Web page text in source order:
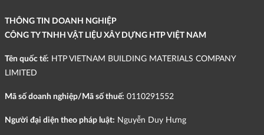
THÔNG TIN DOANH NGHIỆP
CÔNG TY TNHH VẬT LIỆU XÂY DỰNG HTP VIỆT NAM
Tên quốc tế: HTP VIETNAM BUILDING MATERIALS COMPANY
LIMITED
Mã số doanh nghiệp/Mã số thuế: 0110291552
Người đại diện theo pháp luật: Nguyễn Duy Hưng